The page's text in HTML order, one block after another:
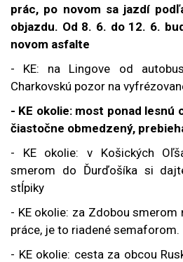
prác, po novom sa jazdí
objazdu. Od 8. 6. do 12. 6.
novom asfalte
- KE: na Lingove od
Charkovskú pozor na
- KE okolie: most ponad lesnú
čiastočne obmedzený,
- KE okolie: v Košických
smerom do Ďurďošíka si
stĺpiky
- KE okolie: za Zdobou smerom
práce, je to riadené semaforom.
- KE okolie: cesta za obcou